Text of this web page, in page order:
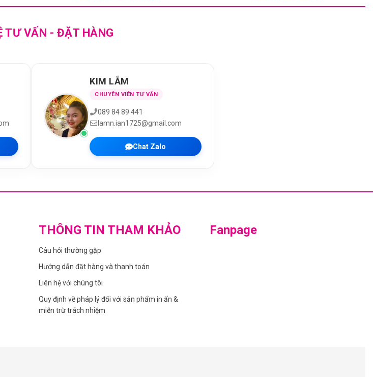
TƯ VẤN - ĐẶT HÀNG
KIM LẮM
CHUYÊN VIÊN TƯ VẤN
089 84 89 441
lamn.ian1725@gmail.com
Chat Zalo
THÔNG TIN THAM KHẢO
Câu hỏi thường gặp
Hướng dẫn đặt hàng và thanh toán
Liên hệ với chúng tôi
Quy định về pháp lý đối với sản phẩm in ấn &
miễn trừ trách nhiệm
Fanpage